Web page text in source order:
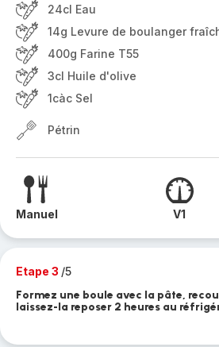
24cl Eau
14g Levure de boulanger
400g Farine T55
3cl Huile d'olive
1càc Sel
Pétrin
Manuel V1
Etape 3 /5
Formez une boule avec la pâte,
laissez-la reposer 2 heures au